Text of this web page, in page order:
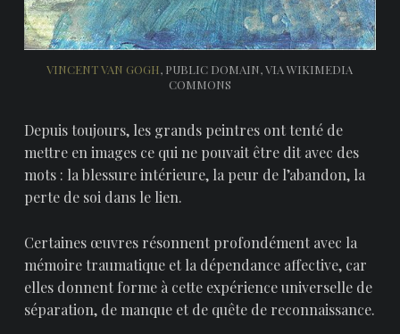
VINCENT VAN GOGH, PUBLIC DOMAIN, VIA WIKIMEDIA
COMMONS
Depuis toujours, les grands peintres ont tenté de
mettre en images ce qui ne pouvait être dit avec des
mots : la blessure intérieure, la peur de l’abandon, la
perte de soi dans le lien.
Certaines œuvres résonnent profondément avec la
mémoire traumatique et la dépendance affective, car
elles donnent forme à cette expérience universelle de
séparation, de manque et de quête de reconnaissance.